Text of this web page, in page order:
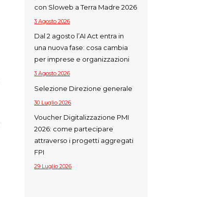
con Sloweb a Terra Madre 2026
3 Agosto 2026
Dal 2 agosto l’AI Act entra in
una nuova fase: cosa cambia
per imprese e organizzazioni
3 Agosto 2026
Selezione Direzione generale
30 Luglio 2026
Voucher Digitalizzazione PMI
2026: come partecipare
attraverso i progetti aggregati
FPI
29 Luglio 2026